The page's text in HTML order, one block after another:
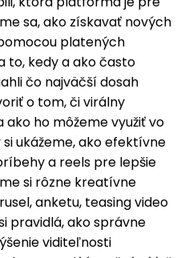
sa, ako získavať nových
platených
to, kedy a ako často
čo najväčší dosah
o tom, či virálny
ho môžeme využiť vo
ukážeme, ako efektívne
a reels pre lepšie
si rôzne kreatívne
anketu, teasing video
pravidlá, ako správne
viditeľnosti